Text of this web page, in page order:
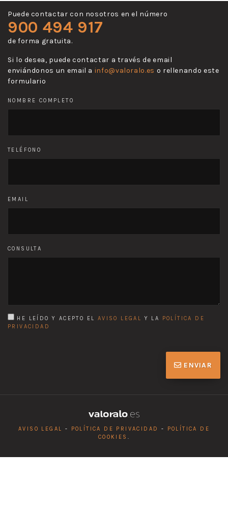
Puede contactar con nosotros en el número
900 494 917
de forma gratuita.
Si lo desea, puede contactar a través de email
enviándonos un email a info@valoralo.es o rellenando este
formulario
NOMBRE COMPLETO
TELÉFONO
EMAIL
CONSULTA
HE LEÍDO Y ACEPTO EL AVISO LEGAL Y LA
POLÍTICA DE
PRIVACIDAD
ENVIAR
AVISO LEGAL - POLÍTICA DE PRIVACIDAD -
POLÍTICA DE
COOKIES .